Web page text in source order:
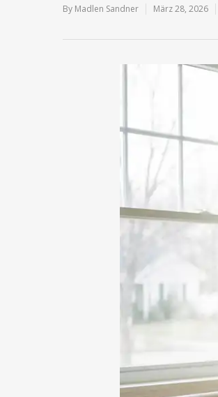
By Madlen Sandner März 28, 2026